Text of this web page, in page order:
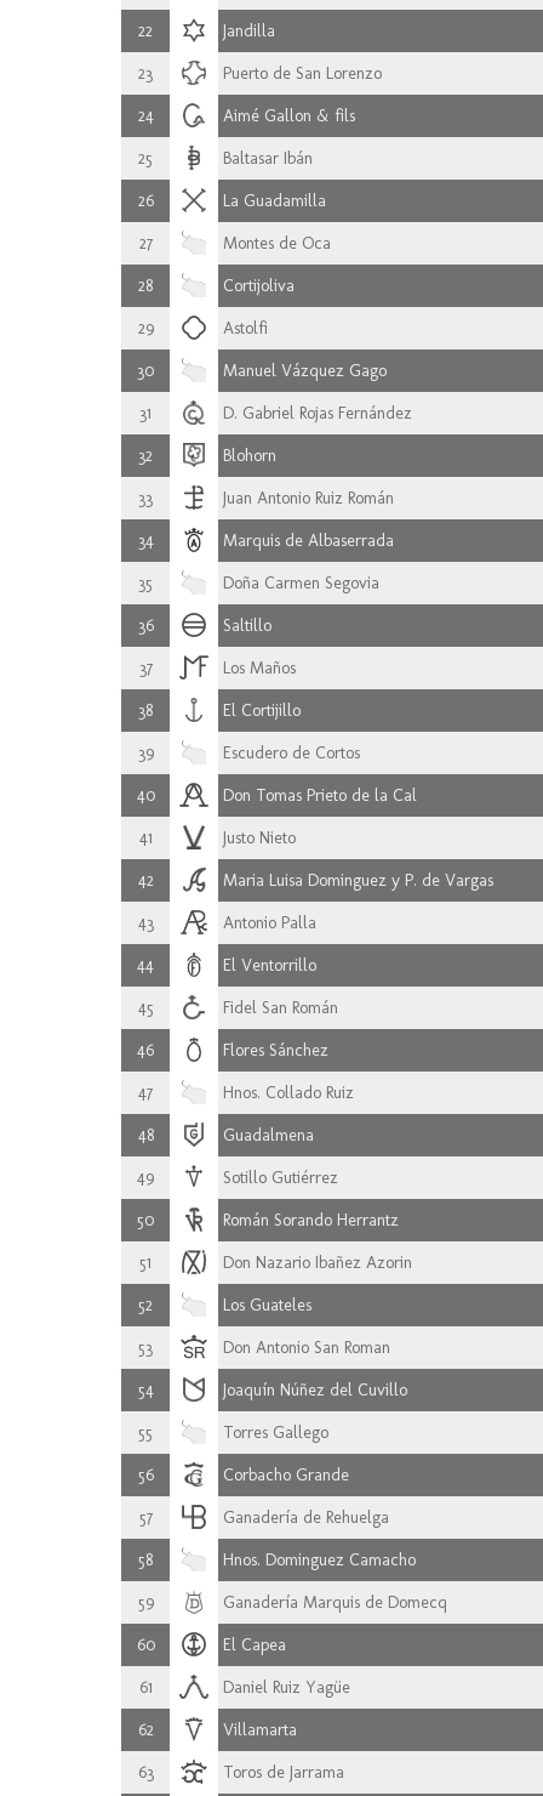
22 Jandilla
23 Puerto de San Lorenzo
24 Aimé Gallon & fils
25 Baltasar Ibán
26 La Guadamilla
27 Montes de Oca
28 Cortijoliva
29 Astolfi
30 Manuel Vázquez Gago
31 D. Gabriel Rojas Fernández
32 Blohorn
33 Juan Antonio Ruiz Román
34 Marquis de Albaserrada
35 Doña Carmen Segovia
36 Saltillo
37 Los Maños
38 El Cortijillo
39 Escudero de Cortos
40 Don Tomas Prieto de la Cal
41 Justo Nieto
42 Maria Luisa Dominguez y P. de Vargas
43 Antonio Palla
44 El Ventorrillo
45 Fidel San Román
46 Flores Sánchez
47 Hnos. Collado Ruiz
48 Guadalmena
49 Sotillo Gutiérrez
50 Román Sorando Herrantz
51 Don Nazario Ibañez Azorin
52 Los Guateles
53 Don Antonio San Roman
54 Joaquín Núñez del Cuvillo
55 Torres Gallego
56 Corbacho Grande
57 Ganadería de Rehuelga
58 Hnos. Dominguez Camacho
59 Ganadería Marquis de Domecq
60 El Capea
61 Daniel Ruiz Yagüe
62 Villamarta
63 Toros de Jarrama